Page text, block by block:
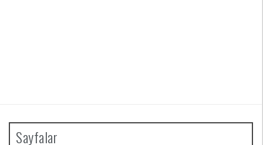
Sayfalar